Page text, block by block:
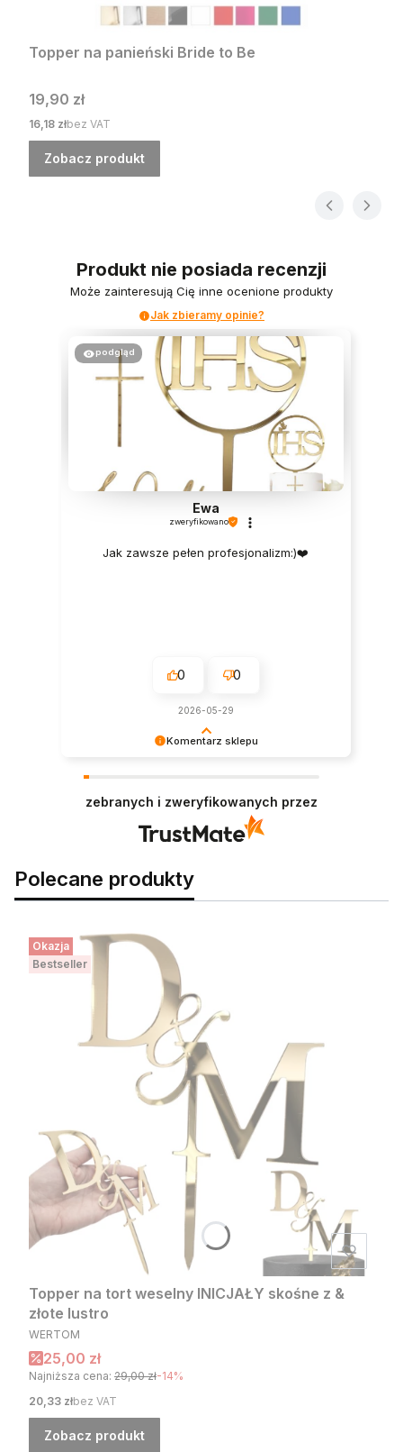
Topper na panieński Bride to Be
Cena
19,90 zł
Cena
16,18 złbez VAT
Zobacz produkt
Produkt nie posiada recenzji
Może zainteresują Cię inne ocenione produkty
Jak zbieramy opinie?
Komentarz sklepu
podgląd
Ewa
zweryfikowano
Jak zawsze pełen profesjonalizm:)❤️
0 0
2026-05-29
zebranych i zweryfikowanych przez
Polecane produkty
Okazja
Bestseller
Topper na tort weselny INICJAŁY skośne z &
złote lustro
PRODUCENT
WERTOM
Cena promocyjna
25,00 zł
Najniższa cena: 29,00 zł-14%
Cena
20,33 złbez VAT
Zobacz produkt